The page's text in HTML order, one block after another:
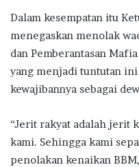
Dalam kesempatan itu
menegaskan menolak
dan Pemberantasan
yang menjadi tuntutan
kewajibannya sebagai
“Jerit rakyat adalah jerit
kami. Sehingga kami
penolakan kenaikan